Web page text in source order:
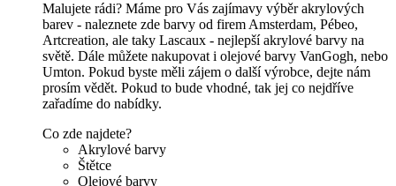
Malujete rádi? Máme pro Vás zajímavy výběr akrylových
barev - naleznete zde barvy od firem Amsterdam, Pébeo,
Artcreation, ale taky Lascaux - nejlepší akrylové barvy na
světě. Dále můžete nakupovat i olejové barvy VanGogh, nebo
Umton. Pokud byste měli zájem o další výrobce, dejte nám
prosím vědět. Pokud to bude vhodné, tak jej co nejdříve
zařadíme do nabídky.
Co zde najdete?
Akrylové barvy
Štětce
Olejové barvy